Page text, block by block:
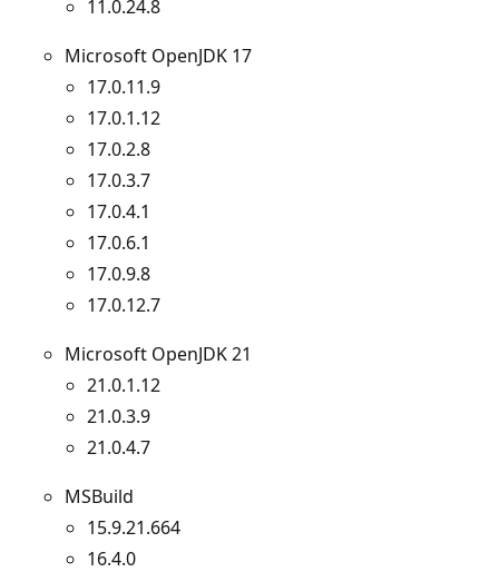
11.0.24.8
Microsoft OpenJDK 17
17.0.11.9
17.0.1.12
17.0.2.8
17.0.3.7
17.0.4.1
17.0.6.1
17.0.9.8
17.0.12.7
Microsoft OpenJDK 21
21.0.1.12
21.0.3.9
21.0.4.7
MSBuild
15.9.21.664
16.4.0